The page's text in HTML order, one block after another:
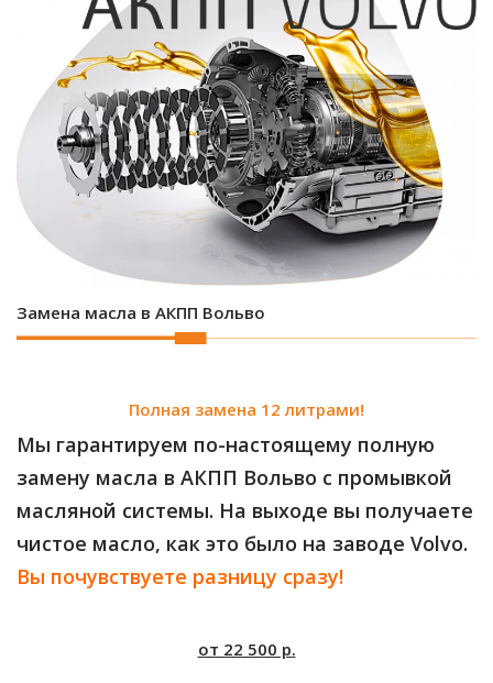
Замена масла в АКПП Вольво
Полная замена 12 литрами!
Мы гарантируем по-настоящему полную
замену масла в АКПП Вольво с промывкой
масляной системы. На выходе вы получаете
чистое масло, как это было на заводе Volvo.
Вы почувствуете разницу сразу!
от 22 500 р.